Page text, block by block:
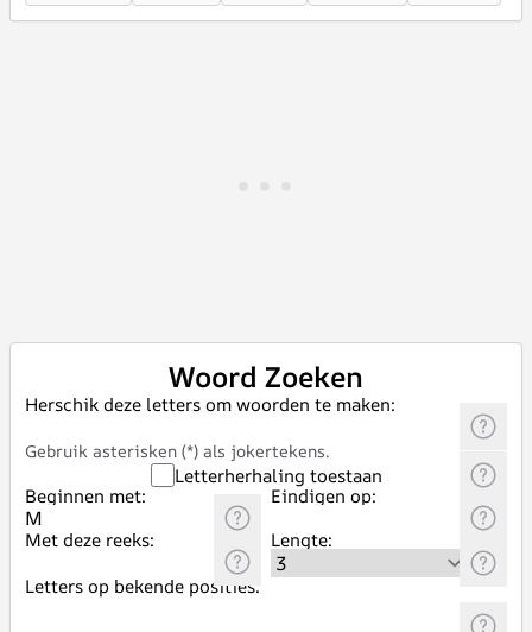
Woord Zoeken
Herschik deze letters om woorden te maken:
Gebruik asterisken (*) als jokertekens.
Letterherhaling toestaan
Beginnen met:
Eindigen op:
Met deze reeks:
Lengte:
Letters op bekende posities: